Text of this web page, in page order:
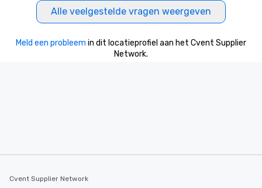
Alle veelgestelde vragen weergeven
Meld een probleem in dit locatieprofiel aan het Cvent Supplier
Network.
Cvent Supplier Network